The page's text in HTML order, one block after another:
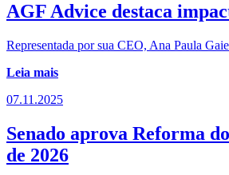
AGF Advice destaca
Representada por sua CEO, Ana Paula
Leia mais
07.11.2025
Senado aprova Reforma
de 2026